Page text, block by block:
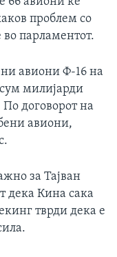
проблем со
парламентот.
авиони Ф-16 на
милијарди
договорот на
авиони,
за Тајван
дека Кина сака
тврди дека е